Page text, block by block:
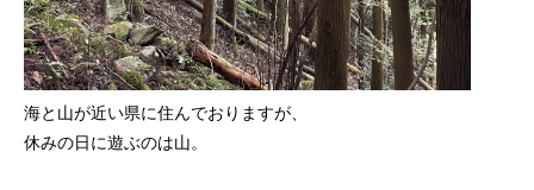
海と山が近い県に住んでおりますが、
休みの日に遊ぶのは山。